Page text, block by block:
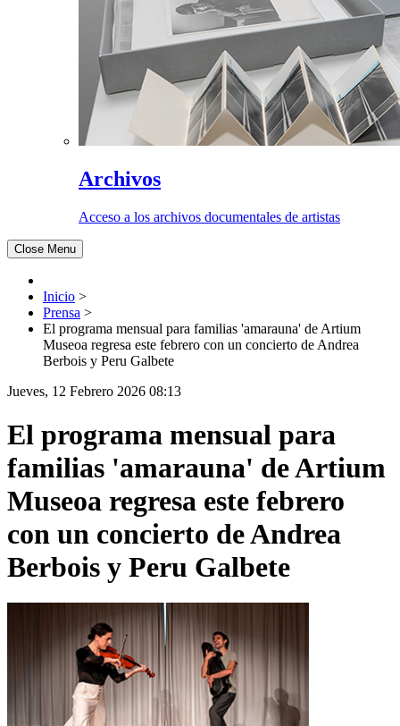
Archivos
Acceso a los archivos documentales de artistas
Close Menu
Inicio >
Prensa >
El programa mensual para familias 'amarauna' de Artium
Museoa regresa este febrero con un concierto de Andrea
Berbois y Peru Galbete
Jueves, 12 Febrero 2026 08:13
El programa mensual para
familias 'amarauna' de Artium
Museoa regresa este febrero
con un concierto de Andrea
Berbois y Peru Galbete